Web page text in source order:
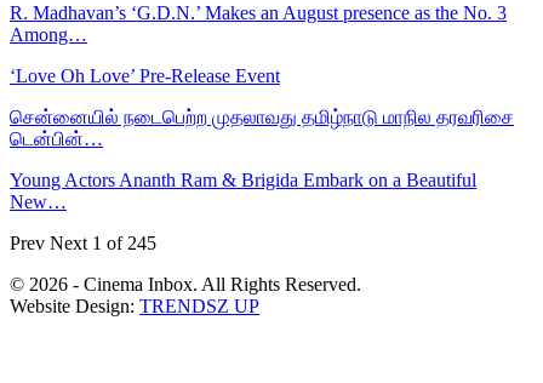
R. Madhavan’s ‘G.D.N.’ Makes an August presence as the No. 3
Among…
‘Love Oh Love’ Pre-Release Event
சென்னையில் நடைபெற்ற முதலாவது தமிழ்நாடு மாநில தரவரிசை
டென்பின்…
Young Actors Ananth Ram & Brigida Embark on a Beautiful
New…
Prev Next 1 of 245
© 2026 - Cinema Inbox. All Rights Reserved.
Website Design: TRENDSZ UP